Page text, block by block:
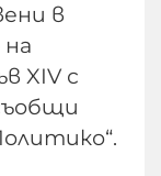
в
XIV с